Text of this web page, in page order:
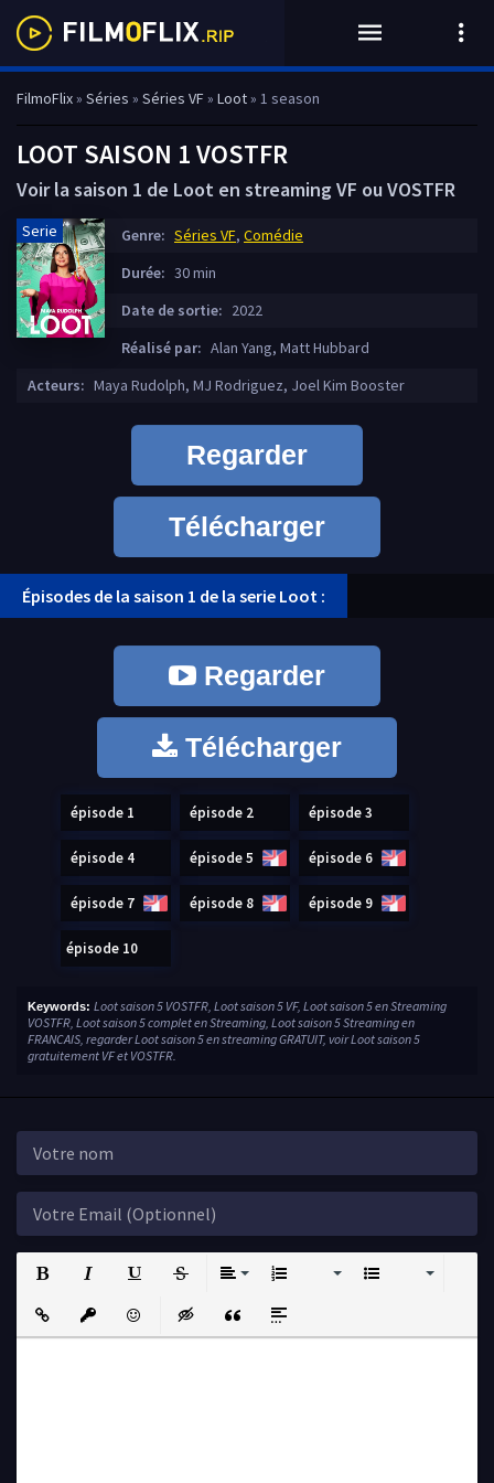
FilmoFlix» Séries » Séries VF » Loot» 1 season
LOOT SAISON 1 VOSTFR
Voir la saison 1 de Loot en streaming VF ou VOSTFR
Serie Genre: Séries VF, Comédie
Durée: 30 min
Date de sortie: 2022
Réalisé par: Alan Yang, Matt Hubbard
Acteurs: Maya Rudolph, MJ Rodriguez, Joel Kim Booster
Regarder
Télécharger
Épisodes de la saison 1 de la serie Loot :
Regarder
Télécharger
épisode 1 épisode 2 épisode 3
épisode 4 épisode 5 épisode 6
épisode 7 épisode 8 épisode 9
épisode 10
Keywords: Loot saison 5 VOSTFR, Loot saison 5 VF, Loot saison 5 en Streaming
VOSTFR, Loot saison 5 complet en Streaming, Loot saison 5 Streaming en
FRANCAIS, regarder Loot saison 5 en streaming GRATUIT, voir Loot saison 5
gratuitement VF et VOSTFR.
Strikethrough
Insert LinkInsert protected link
EmoticonsInsert hidden text
Insert QuoteInsert spoiler